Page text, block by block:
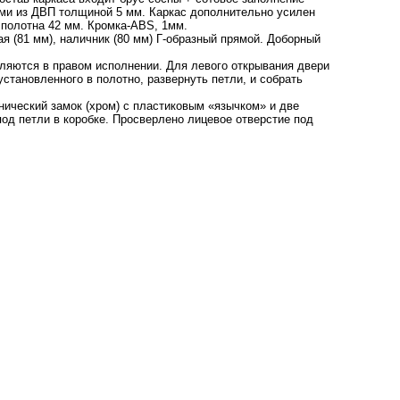
из ДВП толщиной 5 мм. Каркас дополнительно усилен
42 мм. Кромка-ABS, 1мм.
(81 мм), наличник (80 мм) Г-образный прямой. Доборный
в правом исполнении. Для левого открывания двери
в полотно, развернуть петли, и собрать
замок (хром) с пластиковым «язычком» и две
петли в коробке. Просверлено лицевое отверстие под